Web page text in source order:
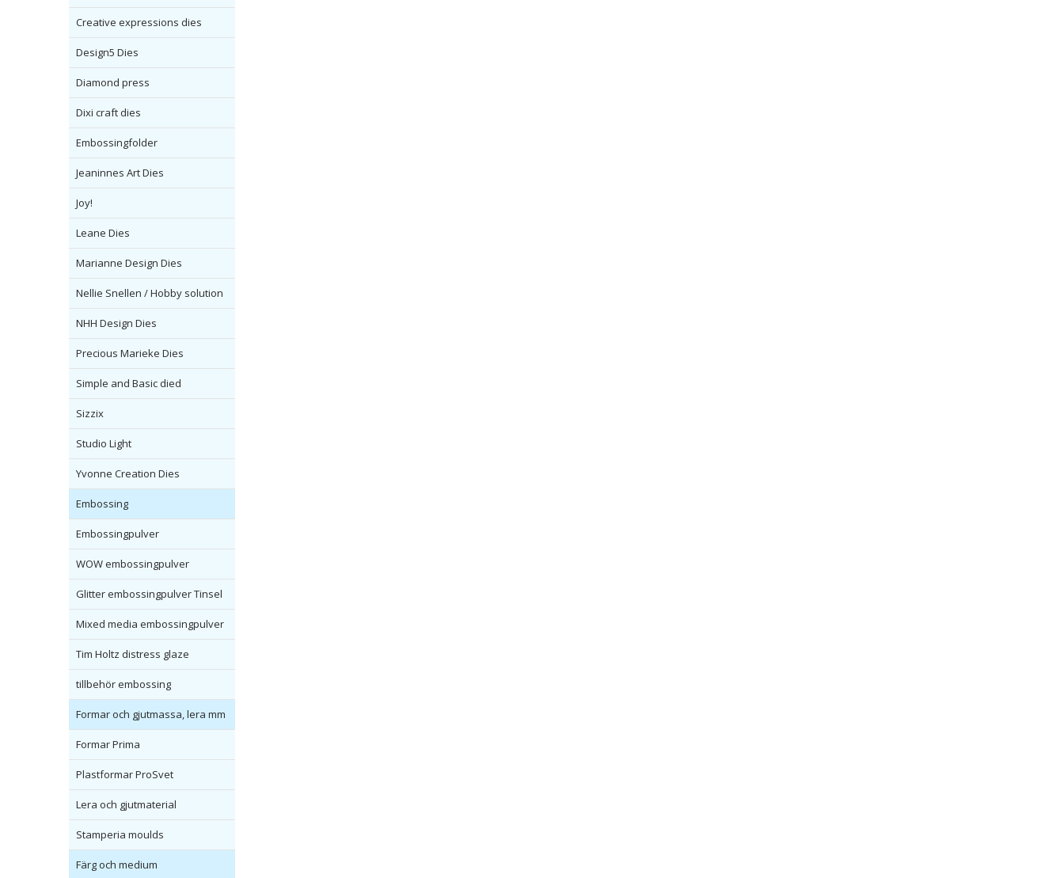
Creative expressions dies
Design5 Dies
Diamond press
Dixi craft dies
Embossingfolder
Jeaninnes Art Dies
Joy!
Leane Dies
Marianne Design Dies
Nellie Snellen / Hobby solution
NHH Design Dies
Precious Marieke Dies
Simple and Basic died
Sizzix
Studio Light
Yvonne Creation Dies
Embossing
Embossingpulver
WOW embossingpulver
Glitter embossingpulver Tinsel
Mixed media embossingpulver
Tim Holtz distress glaze
tillbehör embossing
Formar och gjutmassa, lera mm
Formar Prima
Plastformar ProSvet
Lera och gjutmaterial
Stamperia moulds
Färg och medium